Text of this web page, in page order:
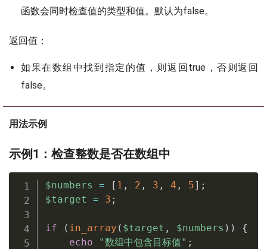
函数会同时检查值的类型和值。默认为false。
返回值：
如果在数组中找到指定的值，则返回true，否则返回
false。
用法示例
示例1：检查整数是否在数组中
$numbers = [ 1 , 2 , 3 , 4 , 5] ;
$target
= 3 ;
if ( in_array ( $target , $numbers ) )
{
echo
"数组中包含目标值" ;